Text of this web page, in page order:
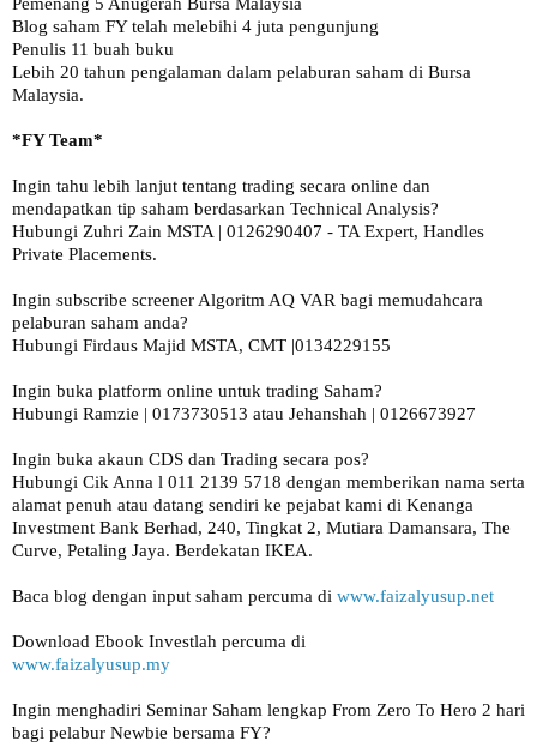
Blog saham FY telah melebihi 4 juta pengunjung
Penulis 11 buah buku
Lebih 20 tahun pengalaman dalam pelaburan saham di Bursa
Malaysia.
Ingin tahu lebih lanjut tentang trading secara online dan
mendapatkan tip saham berdasarkan Technical Analysis?
Hubungi Zuhri Zain MSTA | 0126290407 - TA Expert, Handles
Private Placements.
Ingin subscribe screener Algoritm AQ VAR bagi memudahcara
pelaburan saham anda?
Hubungi Firdaus Majid MSTA, CMT |0134229155
Ingin buka platform online untuk trading Saham?
Hubungi Ramzie | 0173730513 atau Jehanshah | 0126673927
Ingin buka akaun CDS dan Trading secara pos?
Hubungi Cik Anna l 011 2139 5718 dengan memberikan nama serta
alamat penuh atau datang sendiri ke pejabat kami di Kenanga
Investment Bank Berhad, 240, Tingkat 2, Mutiara Damansara, The
Curve, Petaling Jaya. Berdekatan IKEA.
Baca blog dengan input saham percuma di www.faizalyusup.net
www.faizalyusup.my
Ingin menghadiri Seminar Saham lengkap From Zero To Hero 2 hari